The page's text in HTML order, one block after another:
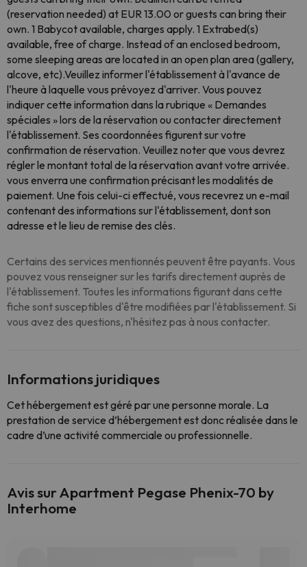
(reservation needed) at EUR 13.00 or guests can bring their
own. 1 Babycot available, charges apply. 1 Extrabed(s)
available, free of charge. Instead of an enclosed bedroom,
some sleeping areas are located in an open plan area (gallery,
alcove, etc).Veuillez informer l'établissement à l'avance de
l'heure à laquelle vous prévoyez d'arriver. Vous pouvez
indiquer cette information dans la rubrique « Demandes
spéciales » lors de la réservation ou contacter directement
l'établissement. Ses coordonnées figurent sur votre
confirmation de réservation. Veuillez noter que vous devrez
régler le montant total de la réservation avant votre arrivée.
vous enverra une confirmation précisant les modalités de
paiement. Une fois celui-ci effectué, vous recevrez un e-mail
contenant des informations sur l'établissement, dont son
adresse et le lieu de remise des clés.
Certains des services mentionnés peuvent être payants. Vous
pouvez vous renseigner sur les tarifs directement auprès de
l'établissement. Toutes les informations figurant dans cette
fiche sont susceptibles d'être modifiées par l'établissement. Si
vous avez des questions, n'hésitez pas à nous contacter.
Informations juridiques
Cet hébergement est géré par une personne morale. La
prestation de service d’hébergement est donc réalisée dans le
cadre d’une activité commerciale ou professionnelle.
Avis sur Apartment Pegase Phenix-70 by
Interhome